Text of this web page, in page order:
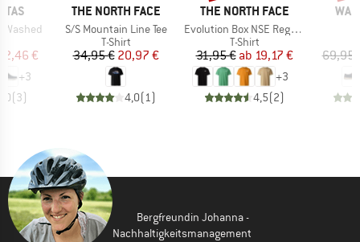
Washed
Preis
€
+3
(3)
MARKE
THE NORTH FACE
Artikel
S/S Mountain Line Tee
Produktgruppe
T-Shirt
Preis
34,95 €reduzierter Preis
20,97 €
4,0(1)
MARKE
THE NORTH FACE
Artikel
Evolution Box NSE Regular Short Sleeve
Produktgruppe
T-Shirt
Preis
31,95 € reduzierter Preis
ab 19,17 €
+3
4,5(2)
69,95
Bergfreundin Johanna -
Nachhaltigkeitsmanagement